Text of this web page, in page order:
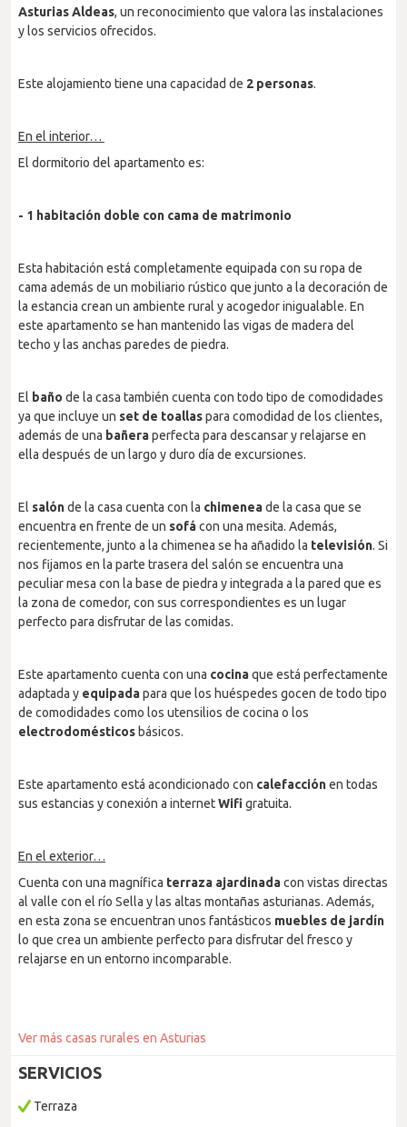
Asturias Aldeas, un reconocimiento que valora las instalaciones
y los servicios ofrecidos.
Este alojamiento tiene una capacidad de 2 personas.
En el interior…
El dormitorio del apartamento es:
- 1 habitación doble con cama de matrimonio
Esta habitación está completamente equipada con su ropa de
cama además de un mobiliario rústico que junto a la decoración de
la estancia crean un ambiente rural y acogedor inigualable. En
este apartamento se han mantenido las vigas de madera del
techo y las anchas paredes de piedra.
El baño de la casa también cuenta con todo tipo de comodidades
ya que incluye un set de toallaspara comodidad de los clientes,
además de una bañeraperfecta para descansar y relajarse en
ella después de un largo y duro día de excursiones.
El salónde la casa cuenta con la chimeneade la casa que se
encuentra en frente de un sofácon una mesita. Además,
recientemente, junto a la chimenea se ha añadido la televisión. Si
nos fijamos en la parte trasera del salón se encuentra una
peculiar mesa con la base de piedra y integrada a la pared que es
la zona de comedor, con sus correspondientes es un lugar
perfecto para disfrutar de las comidas.
Este apartamento cuenta con una cocinaque está perfectamente
adaptada y equipadapara que los huéspedes gocen de todo tipo
de comodidades como los utensilios de cocina o los
electrodomésticos básicos.
Este apartamento está acondicionado con calefacciónen todas
sus estancias y conexión a internetWifi gratuita.
En el exterior…
Cuenta con una magnífica terraza ajardinadacon vistas directas
al valle con el río Sella y las altas montañas asturianas. Además,
en esta zona se encuentran unos fantásticos muebles de jardín
lo que crea un ambiente perfecto para disfrutar del fresco y
relajarse en un entorno incomparable.
Ver más casas rurales en Asturias
SERVICIOS
Terraza